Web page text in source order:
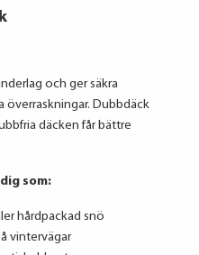
och ger säkra
Dubbdäck
däcken får bättre
som:
hårdpackad snö
vintervägar